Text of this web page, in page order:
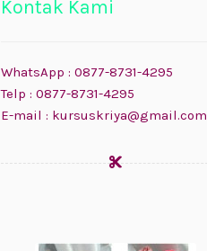
Kontak Kami
WhatsApp : 0877-8731-4295
Telp : 0877-8731-4295
E-mail : kursuskriya@gmail.com